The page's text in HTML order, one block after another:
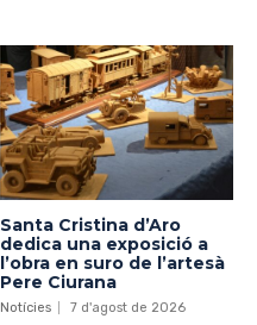
Santa Cristina d’Aro
dedica una exposició a
l’obra en suro de l’artesà
Pere Ciurana
Notícies 7 d'agost de 2026